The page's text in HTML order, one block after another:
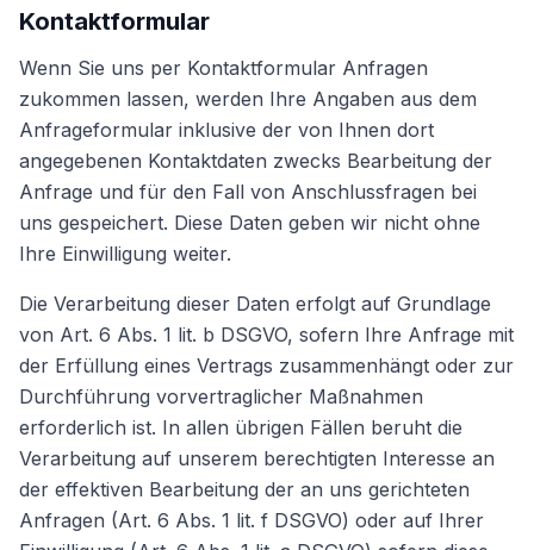
Kontaktformular
Wenn Sie uns per Kontaktformular Anfragen
zukommen lassen, werden Ihre Angaben aus dem
Anfrageformular inklusive der von Ihnen dort
angegebenen Kontaktdaten zwecks Bearbeitung der
Anfrage und für den Fall von Anschlussfragen bei
uns gespeichert. Diese Daten geben wir nicht ohne
Ihre Einwilligung weiter.
Die Verarbeitung dieser Daten erfolgt auf Grundlage
von Art. 6 Abs. 1 lit. b DSGVO, sofern Ihre Anfrage mit
der Erfüllung eines Vertrags zusammenhängt oder zur
Durchführung vorvertraglicher Maßnahmen
erforderlich ist. In allen übrigen Fällen beruht die
Verarbeitung auf unserem berechtigten Interesse an
der effektiven Bearbeitung der an uns gerichteten
Anfragen (Art. 6 Abs. 1 lit. f DSGVO) oder auf Ihrer